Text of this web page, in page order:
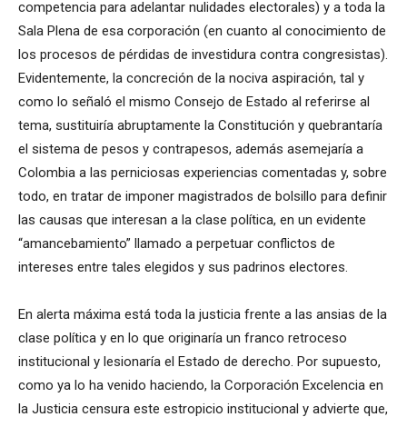
competencia para adelantar nulidades electorales) y a toda la
Sala Plena de esa corporación (en cuanto al conocimiento de
los procesos de pérdidas de investidura contra congresistas).
Evidentemente, la concreción de la nociva aspiración, tal y
como lo señaló el mismo Consejo de Estado al referirse al
tema, sustituiría abruptamente la Constitución y quebrantaría
el sistema de pesos y contrapesos, además asemejaría a
Colombia a las perniciosas experiencias comentadas y, sobre
todo, en tratar de imponer magistrados de bolsillo para definir
las causas que interesan a la clase política, en un evidente
“amancebamiento” llamado a perpetuar conflictos de
intereses entre tales elegidos y sus padrinos electores.
En alerta máxima está toda la justicia frente a las ansias de la
clase política y en lo que originaría un franco retroceso
institucional y lesionaría el Estado de derecho. Por supuesto,
como ya lo ha venido haciendo, la Corporación Excelencia en
la Justicia censura este estropicio institucional y advierte que,